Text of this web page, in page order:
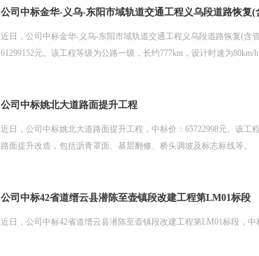
公司中标金华-义乌-东阳市域轨道交通工程义乌段道路恢复(
近日，公司中标金华-义乌-东阳市域轨道交通工程义乌段道路恢复(含
61299152元。该工程等级为公路一级，长约777km，设计时速为
公司中标姚北大道路面提升工程
近日，公司中标姚北大道路面提升工程，中标价：65722998元。该工
路面提升改造，包括沥青罩面、基层翻修、桥头调坡及标志标线等。
公司中标42省道缙云县潜陈至壶镇段改建工程第LM01标段
近日，公司中标42省道缙云县潜陈至壶镇段改建工程第LM01标段，中